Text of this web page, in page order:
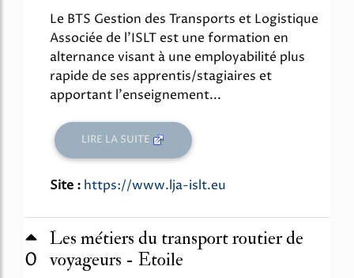
Le BTS Gestion des Transports et Logistique
Associée de l'ISLT est une formation en
alternance visant à une employabilité plus
rapide de ses apprentis/stagiaires et
apportant l'enseignement...
LIRE LA SUITE
Site : https://www.lja-islt.eu
0
Les métiers du transport routier de
voyageurs - Etoile